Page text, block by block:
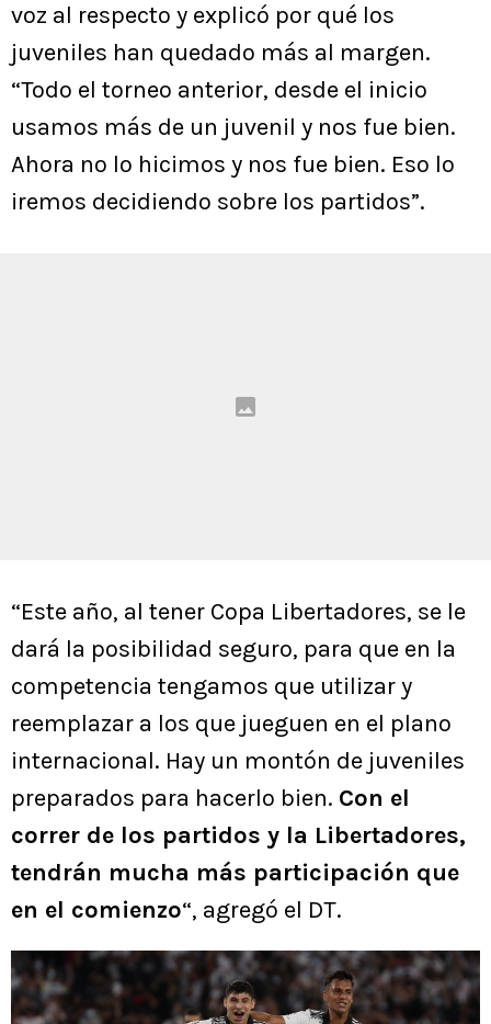
voz al respecto y explicó por qué los
juveniles han quedado más al margen.
“Todo el torneo anterior, desde el inicio
usamos más de un juvenil y nos fue bien.
Ahora no lo hicimos y nos fue bien. Eso lo
iremos decidiendo sobre los partidos”.
“Este año, al tener Copa Libertadores, se le
dará la posibilidad seguro, para que en la
competencia tengamos que utilizar y
reemplazar a los que jueguen en el plano
internacional. Hay un montón de juveniles
preparados para hacerlo bien. Con el
correr de los partidos y la Libertadores,
tendrán mucha más participación que
en el comienzo“, agregó el DT.